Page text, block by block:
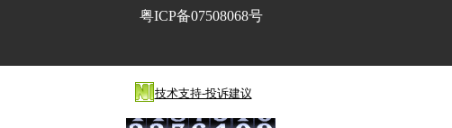
粤ICP备07508068号
技术支持-投诉建议